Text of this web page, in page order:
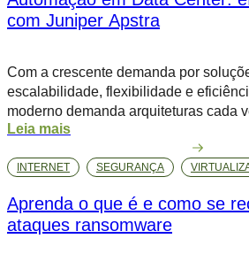
com Juniper Apstra
Com a crescente demanda por
escalabilidade, flexibilidade e
moderno demanda arquiteturas cada
automatizadas para lidar com a
infraestrutura. Nesse cenário, o
como uma plataforma inovadora para
Leia mais
INTERNET SEGURANÇA
Aprenda o que é e como se
ataques ransomware